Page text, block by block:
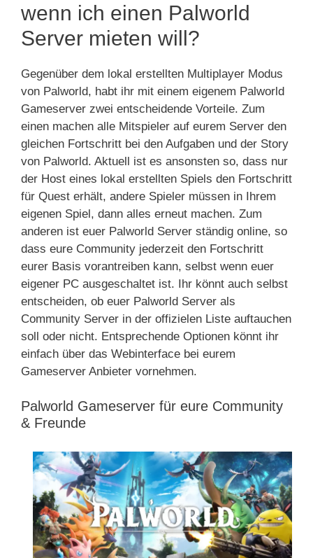
wenn ich einen Palworld
Server mieten will?
Gegenüber dem lokal erstellten Multiplayer Modus
von Palworld, habt ihr mit einem eigenem Palworld
Gameserver zwei entscheidende Vorteile. Zum
einen machen alle Mitspieler auf eurem Server den
gleichen Fortschritt bei den Aufgaben und der Story
von Palworld. Aktuell ist es ansonsten so, dass nur
der Host eines lokal erstellten Spiels den Fortschritt
für Quest erhält, andere Spieler müssen in Ihrem
eigenen Spiel, dann alles erneut machen. Zum
anderen ist euer Palworld Server ständig online, so
dass eure Community jederzeit den Fortschritt
eurer Basis vorantreiben kann, selbst wenn euer
eigener PC ausgeschaltet ist. Ihr könnt auch selbst
entscheiden, ob euer Palworld Server als
Community Server in der offizielen Liste auftauchen
soll oder nicht. Entsprechende Optionen könnt ihr
einfach über das Webinterface bei eurem
Gameserver Anbieter vornehmen.
Palworld Gameserver für eure Community
& Freunde